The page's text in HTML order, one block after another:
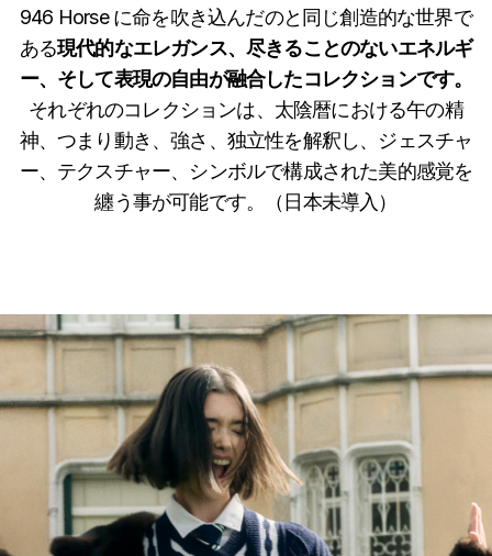
94​​6 Horse に命を吹き込んだのと同じ創造的な世界で
ある現代的なエレガンス、尽きることのないエネルギ
ー、そして表現の自由が融合したコレクションです。
それぞれのコレクションは、太陰暦における午の精
神、つまり動き、強さ、独立性を解釈し、ジェスチャ
ー、テクスチャー、シンボルで構成された美的感覚を
纏う事が可能です。（日本未導入）